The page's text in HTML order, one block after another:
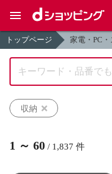
トップページ 家電・PC
収納
1 ～ 60 / 1,837 件